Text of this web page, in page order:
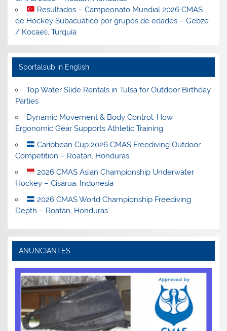
Resultados – Campeonato Mundial 2026 CMAS
de Hockey Subacuático por grupos de edades – Gebze
/ Kocaeli, Turquía
Sportalsub in English
Top Water Slide Rentals in Tulsa for Outdoor Birthday
Parties
Dynamic Movement & Body Control: How
Ergonomic Gear Supports Athletic Training
Caribbean Cup 2026 CMAS Freediving Outdoor
Competition – Roatán, Honduras
2026 CMAS Asian Championship Underwater
Hockey – Cisarua, Indonesia
2026 CMAS World Championship Freediving
Depth – Roatán, Honduras
ANUNCIANTES